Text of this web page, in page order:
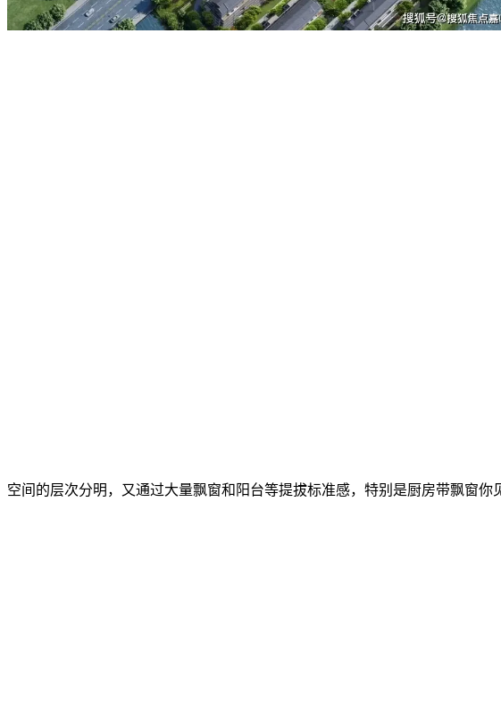
空间的层次分明，又通过大量飘窗和阳台等提拔标准感，特别是厨房带飘窗你